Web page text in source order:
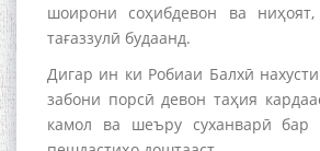
шоирони соҳибдевон ва
тағаззулӣ будаанд.
Дигар ин ки Робиаи Балхӣ
забони порсӣ девон таҳия
камол ва шеъру суханварӣ бар